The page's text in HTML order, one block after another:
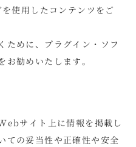
使用したコンテンツをご
ために、プラグイン・ソフ
お勧めいたします。
サイト上に情報を掲載し
ての妥当性や正確性や安全